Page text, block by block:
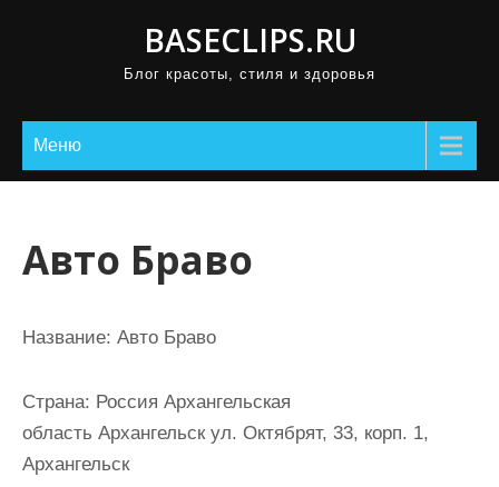
BASECLIPS.RU
Блог красоты, стиля и здоровья
Меню
Авто Браво
Название: Авто Браво
Страна: Россия Архангельская
область Архангельск ул. Октябрят, 33, корп. 1,
Архангельск